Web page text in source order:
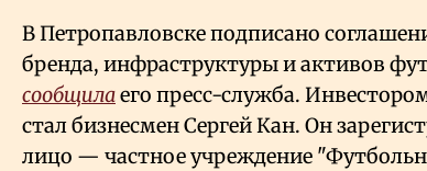
Все новости
В Петропавловске подписано
бренда, инфраструктуры и активов
сообщилаего пресс-служба.
стал бизнесмен Сергей Кан. Он
лицо — частное учреждение